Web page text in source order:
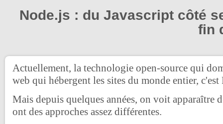
Node.js : du Javascript côté
fin
Actuellement, la technologie open-source qui
web qui hébergent les sites du monde entier, c'est
Mais depuis quelques années, on voit apparaître
ont des approches assez différentes.